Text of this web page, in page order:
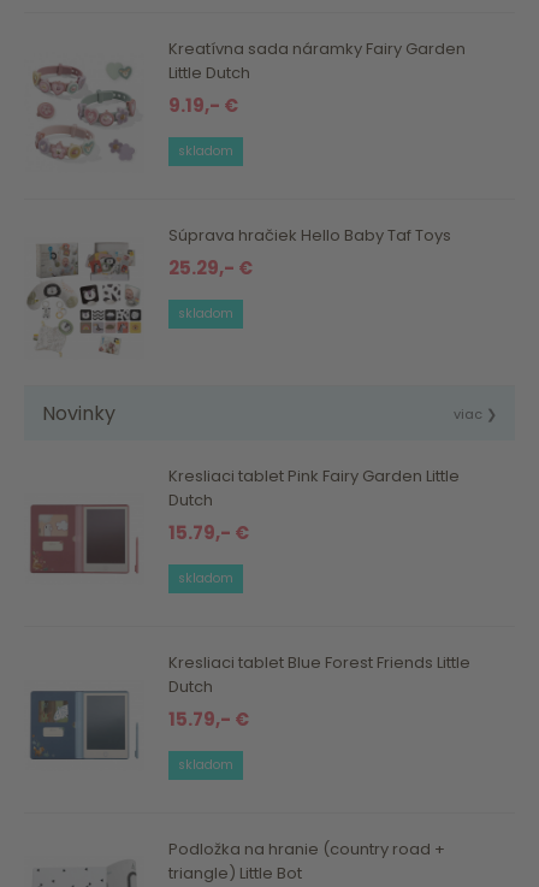
Kreatívna sada náramky Fairy Garden
Little Dutch
9.19,- €
skladom
Súprava hračiek Hello Baby Taf Toys
25.29,- €
skladom
Novinky viac ❯
Kresliaci tablet Pink Fairy Garden Little
Dutch
15.79,- €
skladom
Kresliaci tablet Blue Forest Friends Little
Dutch
15.79,- €
skladom
Podložka na hranie (country road +
triangle) Little Bot